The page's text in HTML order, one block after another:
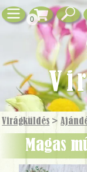
0
Virágküldés >
Magas